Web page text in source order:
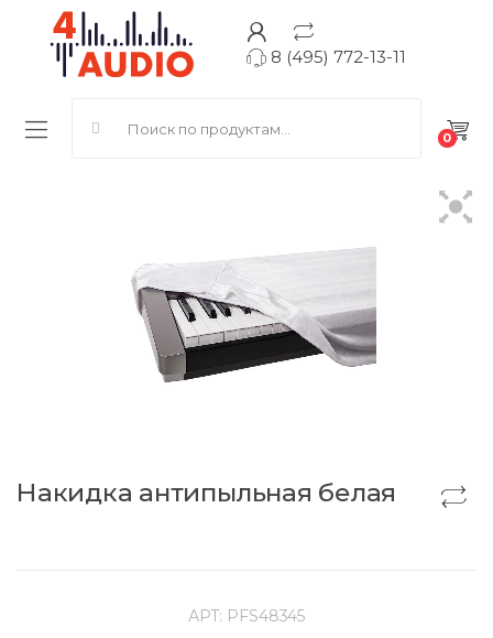
8 (495) 772-13-11
0
Накидка антипыльная белая
АРТ: PFS48345